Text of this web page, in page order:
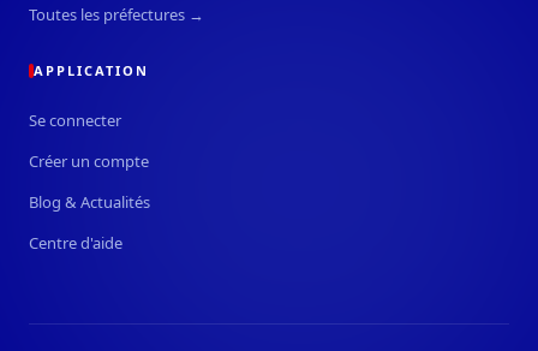
Toutes les préfectures →
APPLICATION
Se connecter
Créer un compte
Blog & Actualités
Centre d'aide